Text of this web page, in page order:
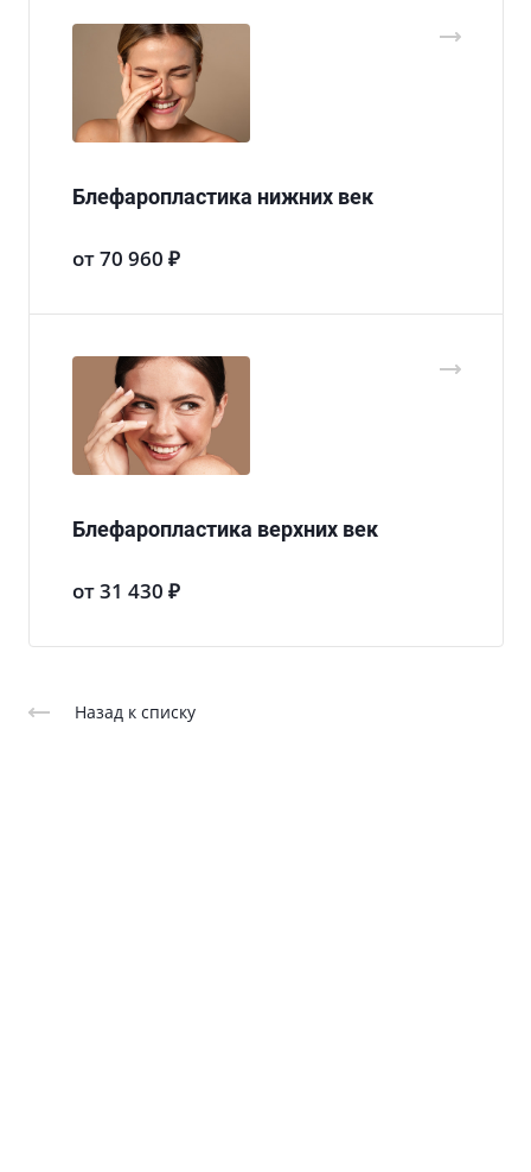
Блефаропластика нижних век
от 70 960 ₽
Блефаропластика верхних век
от 31 430 ₽
Назад к списку